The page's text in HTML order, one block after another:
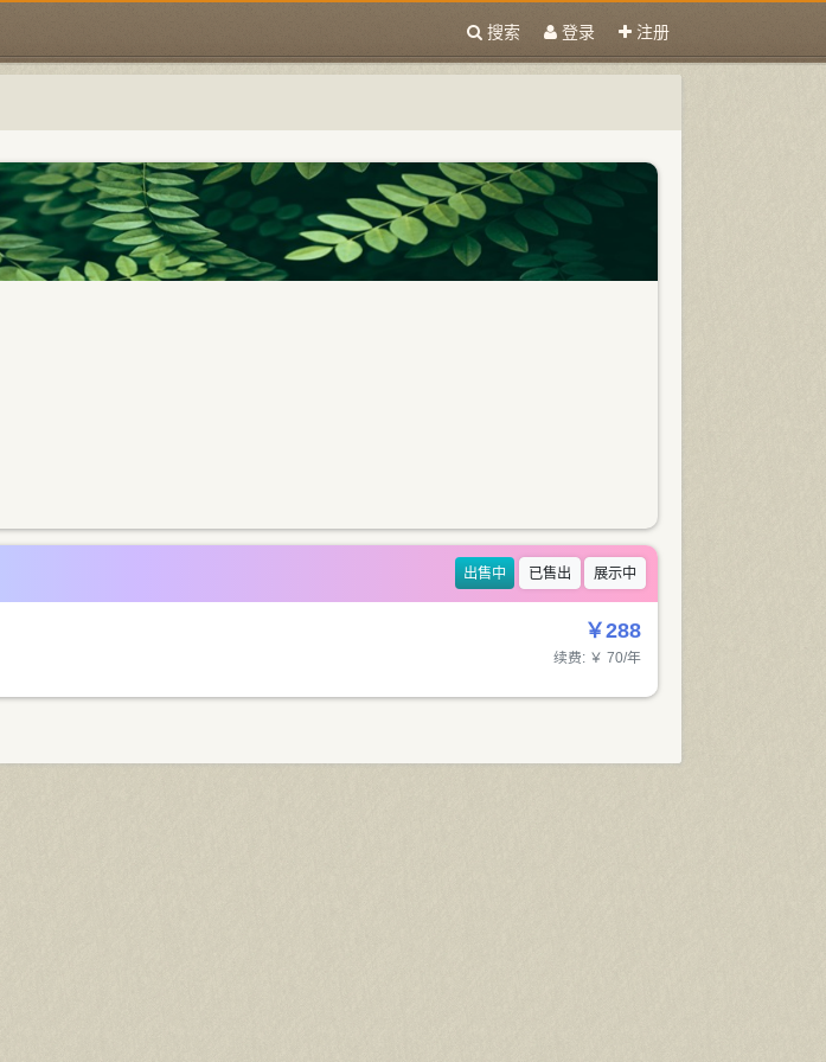
搜索 登录 注册
出售中 已售出 展示中
￥288
续费: ￥ 70/年